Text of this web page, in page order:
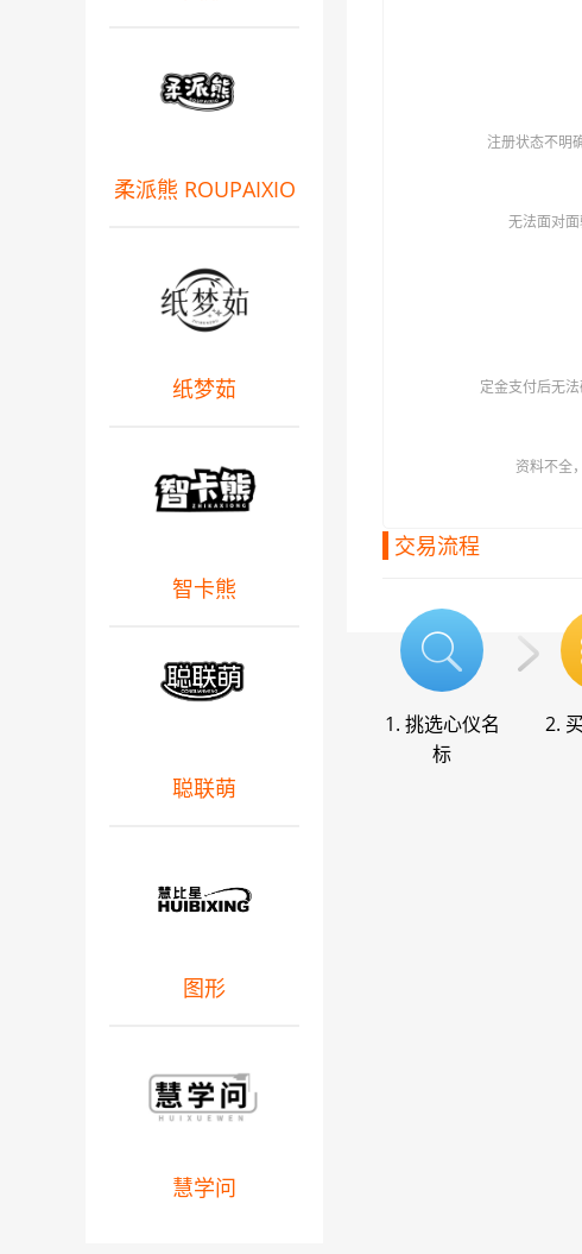
注册状态不明
无法面对
定金支付后无
资料不全
交易流程
1. 挑选心仪名
标
2.
柔派熊 ROUPAIXIO
纸梦茹
智卡熊
聪联萌
图形
慧学问